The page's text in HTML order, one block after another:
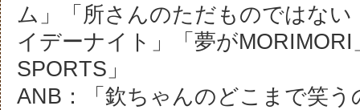
ム」「所さんのただものではな
イデーナイト」「夢が
SPORTS」
ANB：「欽ちゃんのどこまで笑う